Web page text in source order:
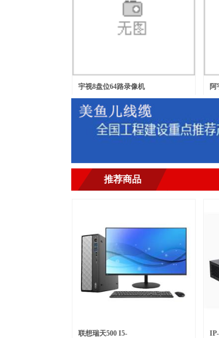
宇视8盘位64路录像机
￥0.00元/台
阿
推荐商品
联想瑞天500 I5-